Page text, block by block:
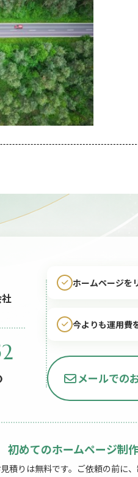
ホームページを
今よりも運用費
メールでの
初めてのホームページ制
積りは無料です。ご依頼の前に